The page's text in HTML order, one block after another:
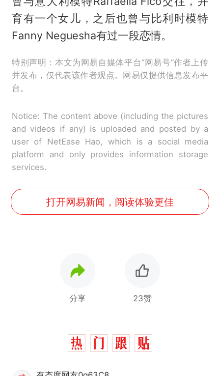
育有一个女儿，之后也曾与比利时模特
Fanny Neguesha有过一段恋情。
特别声明：本文为网易自媒体平台“网易号”作者上传
并发布，仅代表该作者观点。网易仅提供信息发布平
台。
Notice: The content above (including the pictures
and videos if any) is uploaded and posted by a
user of NetEase Hao, which is a social media
platform and only provides information storage
services.
打开网易新闻，阅读体验更佳
分享 23赞